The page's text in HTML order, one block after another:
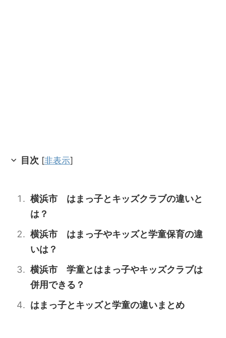
目次 [非表示]
横浜市 はまっ子とキッズクラブの違いと
は？
横浜市 はまっ子やキッズと学童保育の違
いは？
横浜市 学童とはまっ子やキッズクラブは
併用できる？
はまっ子とキッズと学童の違いまとめ